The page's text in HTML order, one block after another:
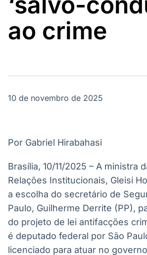
Agro
Energia
energia
no Brasil
White
Plataforma
ao crime
10 de novembro de 2025
Por Gabriel Hirabahasi
Brasília, 10/11/2025 – A ministra
Relações Institucionais, Gleisi
a escolha do secretário de
Paulo, Guilherme Derrite (PP),
do projeto de lei antifacções
é deputado federal por São
licenciado para atuar no